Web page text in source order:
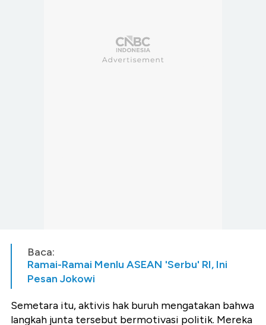
Baca:
Ramai-Ramai Menlu ASEAN 'Serbu' RI, Ini
Pesan Jokowi
Semetara itu, aktivis hak buruh mengatakan bahwa
langkah junta tersebut bermotivasi politik. Mereka